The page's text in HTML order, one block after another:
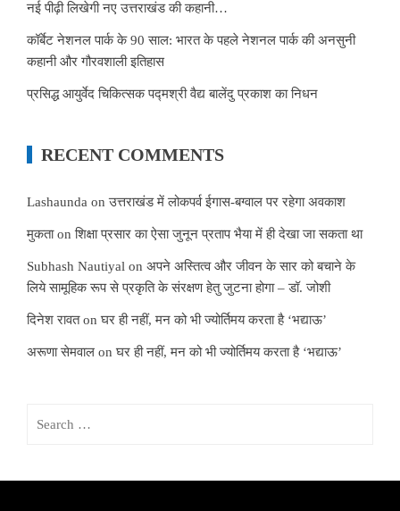
नई पीढ़ी लिखेगी नए उत्तराखंड की कहानी…
कॉर्बेट नेशनल पार्क के 90 साल: भारत के पहले नेशनल पार्क की अनसुनी
कहानी और गौरवशाली इतिहास
प्रसिद्ध आयुर्वेद चिकित्सक पद्मश्री वैद्य बालेंदु प्रकाश का निधन
RECENT COMMENTS
Lashaunda onउत्तराखंड में लोकपर्व ईगास-बग्वाल पर रहेगा अवकाश
मुकताonशिक्षा प्रसार का ऐसा जुनून प्रताप भैया में ही देखा जा सकता था
Subhash Nautiyal on अपने अस्तित्व और जीवन के सार को बचाने के
लिये सामूहिक रूप से प्रकृति के संरक्षण हेतु जुटना होगा – डॉ. जोशी
दिनेश रावतonघर ही नहीं, मन को भी ज्योर्तिमय करता है ‘भद्याऊ’
अरूणा सेमवाल onघर ही नहीं, मन को भी ज्योर्तिमय करता है ‘भद्याऊ’